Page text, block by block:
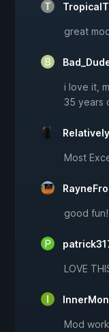
great
i love it,
35 years
Most
good fun!
LOVE
Mod